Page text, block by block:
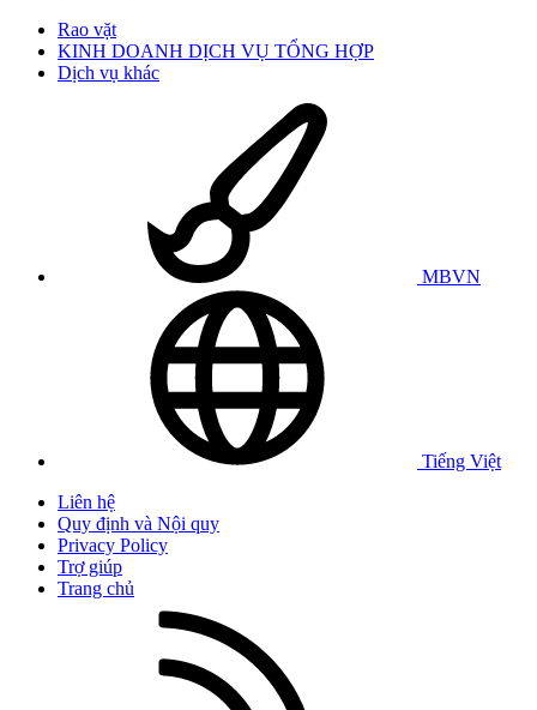
Rao vặt
KINH DOANH DỊCH VỤ TỔNG HỢP
Dịch vụ khác
MBVN
Tiếng Việt
Liên hệ
Quy định và Nội quy
Privacy Policy
Trợ giúp
Trang chủ